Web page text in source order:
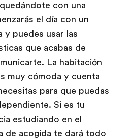
con una
el día con un
y puedes usar las
que acabas de
La habitación
muy cómoda y cuenta
para que puedas
Si es tu
estudiando en el
de acogida te dará todo